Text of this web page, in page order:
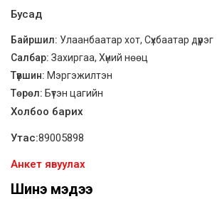
Бусад
Байршил: Улаанбаатар хот, Сүхбаатар дүүрэг
Салбар: Захиргаа, Хүний нөөц
Түвшин: Мэргэжилтэн
Төрөл: Бүтэн цагийн
Холбоо барих
Утас:89005898
Анкет явуулах
Шинэ мэдээ